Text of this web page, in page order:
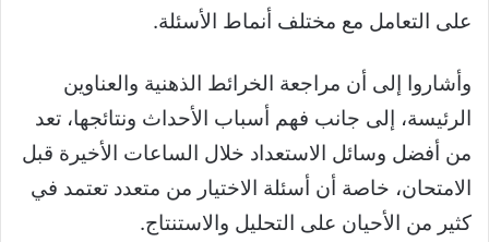
على التعامل مع مختلف أنماط الأسئلة.
وأشاروا إلى أن مراجعة الخرائط الذهنية والعناوين
الرئيسة، إلى جانب فهم أسباب الأحداث ونتائجها، تعد
من أفضل وسائل الاستعداد خلال الساعات الأخيرة قبل
الامتحان، خاصة أن أسئلة الاختيار من متعدد تعتمد في
كثير من الأحيان على التحليل والاستنتاج.